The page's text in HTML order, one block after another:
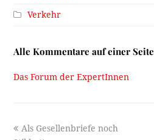
Verkehr
Alle Kommentare auf einer Seite
Das Forum der ExpertInnen
previous
Als Gesellenbriefe noch